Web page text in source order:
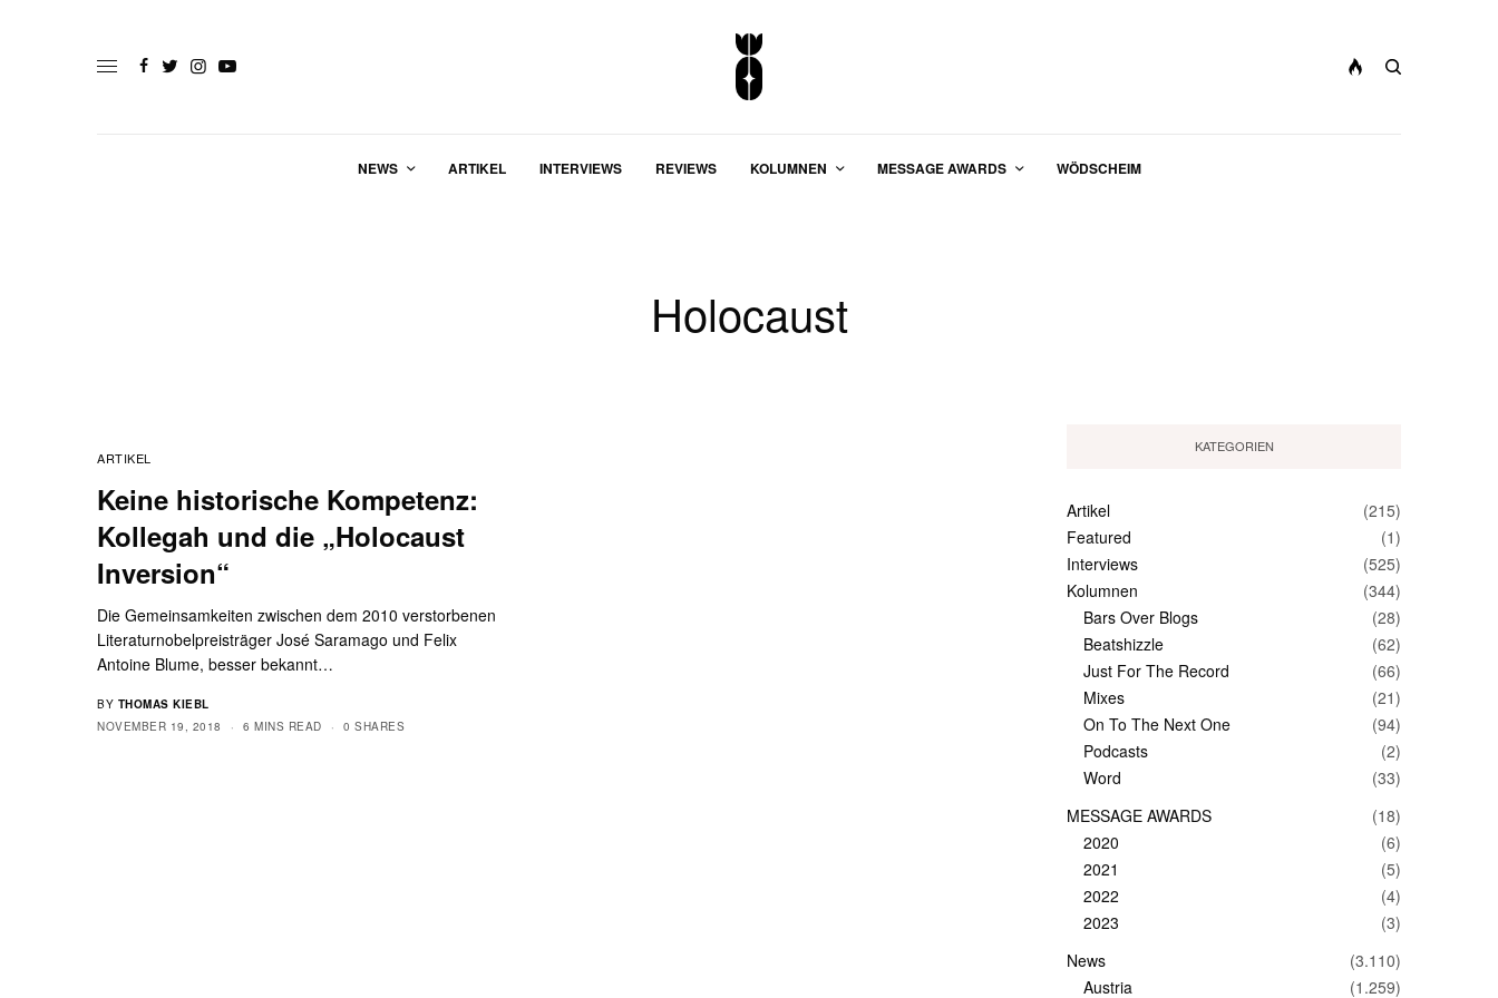
NEWS ARTIKEL INTERVIEWS REVIEWS KOLUMNEN MESSAGE AWARDS WÖDSCHEIM
Holocaust
ARTIKEL
Keine historische Kompetenz:
Kollegah und die „Holocaust
Inversion“
Die Gemeinsamkeiten zwischen dem 2010 verstorbenen
Literaturnobelpreisträger José Saramago und Felix
Antoine Blume, besser bekannt…
BY THOMAS KIEBL
NOVEMBER 19, 2018
6 MINS READ 0 SHARES
KATEGORIEN
Artikel
(215)
Featured
(1)
Interviews
(525)
Kolumnen
(344)
Bars Over Blogs
(28)
Beatshizzle
(62)
Just For The Record
(66)
Mixes
(21)
On To The Next One
(94)
Podcasts
(2)
Word
(33)
MESSAGE AWARDS
(18)
2020
(6)
2021
(5)
2022
(4)
2023
(3)
News
(3.110)
Austria
(1.259)